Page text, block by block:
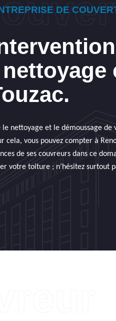
DE
le nettoyage et le démoussage
cela, vous pouvez compter à
de ses couvreurs dans ce
votre toiture ; n’hésitez surtout